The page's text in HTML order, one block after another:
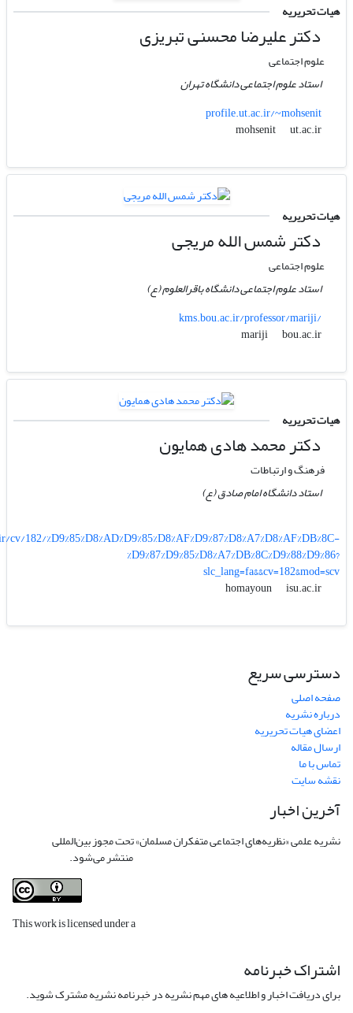
هیات تحریریه
دکتر علیرضا محسنی تبریزی
علوم اجتماعی
استاد علوم اجتماعی دانشگاه تهران
profile.ut.ac.ir/~mohsenit
mohsenit
ut.ac.ir
هیات تحریریه
دکتر شمس الله مریجی
علوم اجتماعی
استاد علوم اجتماعی دانشگاه باقرالعلوم (ع)
kms.bou.ac.ir/professor/mariji/
mariji
bou.ac.ir
هیات تحریریه
دکتر محمد هادی همایون
فرهنگ و ارتباطات
استاد دانشگاه امام صادق (ع)
182/%D9%85%D8%AD%D9%85%D8%AF%D9%87%D8%A7%D8%AF%DB%8C-
%D9%87%D9%85%D8%A7%DB%8C%D9%88%D9%86?
slc_lang=fa&&cv=182&mod=scv
homayoun
isu.ac.ir
دسترسی سریع
صفحه اصلی
درباره نشریه
اعضای هیات تحریریه
ارسال مقاله
تماس با ما
نقشه سایت
آخرین اخبار
نشریه علمی «نظریه‌های اجتماعی متفکران مسلمان» تحت مجوز بین‌المللی
منتشر می‌شود.
This work is licensed under a
اشتراک خبرنامه
برای دریافت اخبار و اطلاعیه های مهم نشریه در خبرنامه نشریه مشترک شوید.